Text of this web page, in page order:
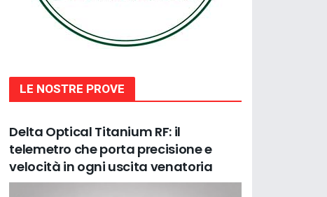
LE NOSTRE PROVE
Delta Optical Titanium RF: il
telemetro che porta precisione e
velocità in ogni uscita venatoria